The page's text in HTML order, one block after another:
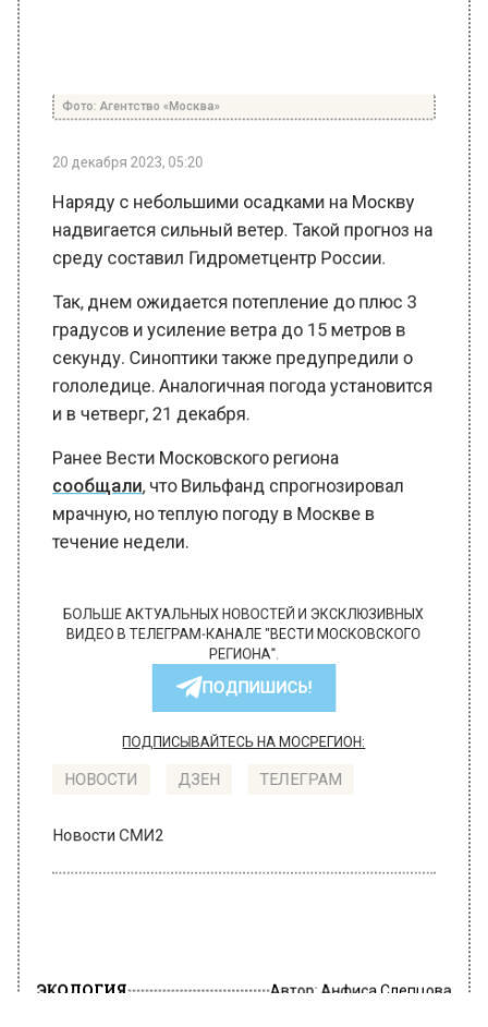
надвигается сильный ветер. Такой прогноз на
среду составил Гидрометцентр России.
Так, днем ожидается потепление до плюс 3
градусов и усиление ветра до 15 метров в
секунду. Синоптики также предупредили о
гололедице. Аналогичная погода установится
и в четверг, 21 декабря.
Ранее Вести Московского региона
сообщали, что Вильфанд спрогнозировал
мрачную, но теплую погоду в Москве в
течение недели.
БОЛЬШЕ АКТУАЛЬНЫХ НОВОСТЕЙ И ЭКСКЛЮЗИВНЫХ
ВИДЕО В ТЕЛЕГРАМ-КАНАЛЕ "ВЕСТИ МОСКОВСКОГО
ЭКОЛОГИЯ Автор: Анфиса Слепцова